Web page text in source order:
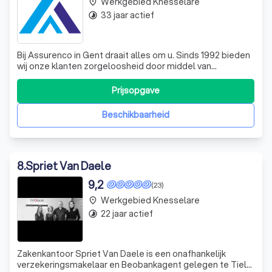
Bij Assurenco in Gent draait alles om u. Sinds 1992 bieden
wij onze klanten zorgeloosheid door middel van
betrouwbaar advies en op maat gemaakte
verzekeringsformules. Onze aanpak is persoonlijk en
oprecht. We willen niet alleen betrouwbare en solide
producten aanbieden, maar ook uw leven alle kansen
Beschikbaarheid
Prijsopgave
timelapse 33 jaar actief
8.Spriet Van Daele
(23)
9,2
Zakenkantoor Spriet Van Daele is een onafhankelijk
verzekeringsmakelaar en Beobankagent gelegen te Tielt.
place Werkgebied Knesselare
timelapse 22 jaar actief